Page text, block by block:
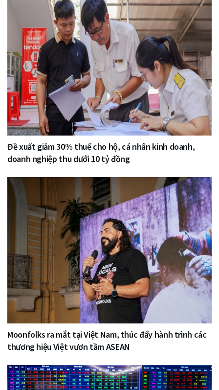
Đề xuất giảm 30% thuế cho hộ, cá nhân kinh doanh,
doanh nghiệp thu dưới 10 tỷ đồng
Moonfolks ra mắt tại Việt Nam, thúc đẩy hành trình các
thương hiệu Việt vươn tầm ASEAN